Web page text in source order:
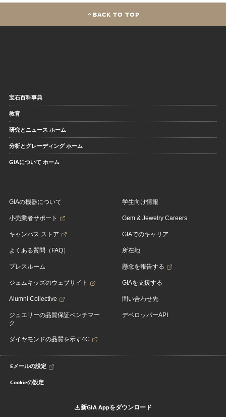
BACK TO TOP
宝石百科事典
教育
研究とニュース ホーム
分析とグレーディング ホーム
GIAについて ホーム
GIAの機器について
小売業者サポート
キャンパス ストア
よくある質問（FAQ）
プレスルーム
ジェムキッズのウェブサイト
Alumni Collective
ジュエリーの品質保証ベンチマー
ク
ダイヤモンドの品質を示す4C
学生向け情報
Gem & Jewelry Careers
GIAでのキャリア
所在地
懸念を報告する
GIAを支援する
問い合わせ先
デベロッパーAPI
Eメールの設定
Cookieの設定
新GIA Appをダウンロード